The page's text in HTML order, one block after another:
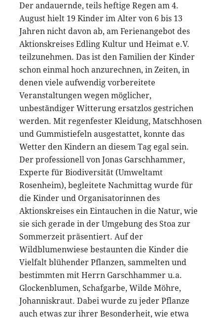
Der andauernde, teils heftige Regen am 4.
August hielt 19 Kinder im Alter von 6 bis 13
Jahren nicht davon ab, am Ferienangebot des
Aktionskreises Edling Kultur und Heimat e.V.
teilzunehmen. Das ist den Familien der Kinder
schon einmal hoch anzurechnen, in Zeiten, in
denen viele aufwendig vorbereitete
Veranstaltungen wegen möglicher,
unbeständiger Witterung ersatzlos gestrichen
werden. Mit regenfester Kleidung, Matschhosen
und Gummistiefeln ausgestattet, konnte das
Wetter den Kindern an diesem Tag egal sein.
Der professionell von Jonas Garschhammer,
Experte für Biodiversität (Umweltamt
Rosenheim), begleitete Nachmittag wurde für
die Kinder und Organisatorinnen des
Aktionskreises ein Eintauchen in die Natur, wie
sie sich gerade in der Umgebung des Stoa zur
Sommerzeit präsentiert. Auf der
Wildblumenwiese bestaunten die Kinder die
Vielfalt blühender Pflanzen, sammelten und
bestimmten mit Herrn Garschhammer u.a.
Glockenblumen, Schafgarbe, Wilde Möhre,
Johanniskraut. Dabei wurde zu jeder Pflanze
auch etwas zur ihrer Besonderheit, wie etwa